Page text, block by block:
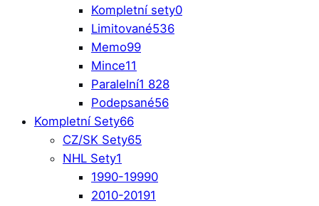
Kompletní sety0
Limitované536
Memo99
Mince11
Paralelní1 828
Podepsané56
Kompletní Sety66
CZ/SK Sety65
NHL Sety1
1990-19990
2010-20191